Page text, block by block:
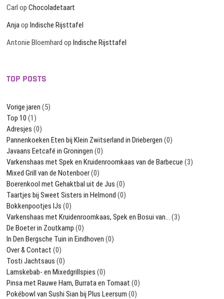
Carl opChocoladetaart
Anja opIndische Rijsttafel
Antonie Bloemhard opIndische Rijsttafel
TOP POSTS
Vorige jaren (5)
Top 10 (1)
Adresjes (0)
Pannenkoeken Eten bij Klein Zwitserland in Driebergen (0)
Javaans Eetcafé in Groningen (0)
Varkenshaas met Spek en Kruidenroomkaas van de Barbecue (3)
Mixed Grill van de Notenboer(0)
Boerenkool met Gehaktbal uit de Jus (0)
Taartjes bij Sweet Sisters in Helmond (0)
Bokkenpootjes IJs (0)
Varkenshaas met Kruidenroomkaas, Spek en Bosui van…
(3)
De Boeter in Zoutkamp (0)
In Den Bergsche Tuin in Eindhoven (0)
Over & Contact (0)
Tosti Jachtsaus (0)
Lamskebab- en Mixedgrillspies (0)
Pinsa met Rauwe Ham, Burrata en Tomaat (0)
Pokébowl van Sushi Sian bij Plus Leersum (0)